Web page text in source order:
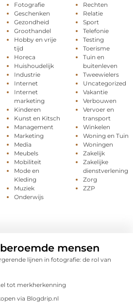
Fotografie
Geschenken
Gezondheid
Groothandel
Hobby en vrije
tijd
Horeca
Huishoudelijk
Industrie
Internet
Internet
marketing
Kinderen
Kunst en Kitsch
Management
Marketing
Media
Meubels
Mobiliteit
Mode en
Kleding
Muziek
Onderwijs
Rechten
Relatie
Sport
Telefonie
Testing
Toerisme
Tuin en
buitenleven
Tweewielers
Uncategorized
Vakantie
Verbouwen
Vervoer en
transport
Winkelen
Woning en Tuin
Woningen
Zakelijk
Zakelijke
dienstverlening
Zorg
ZZP
mensen
lijnen in fotografie: de rol van
tot merkherkenning
via Blogdrip.nl